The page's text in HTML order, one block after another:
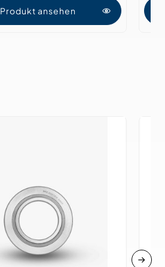
Produkt ansehen